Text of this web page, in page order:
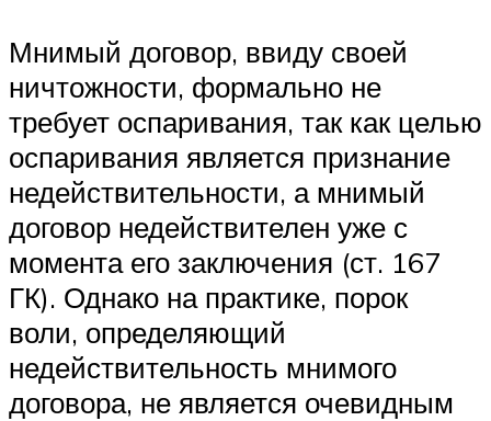
Мнимый договор, ввиду своей
ничтожности, формально не
требует оспаривания, так как целью
оспаривания является признание
недействительности, а мнимый
договор недействителен уже с
момента его заключения (ст. 167
ГК). Однако на практике, порок
воли, определяющий
недействительность мнимого
договора, не является очевидным